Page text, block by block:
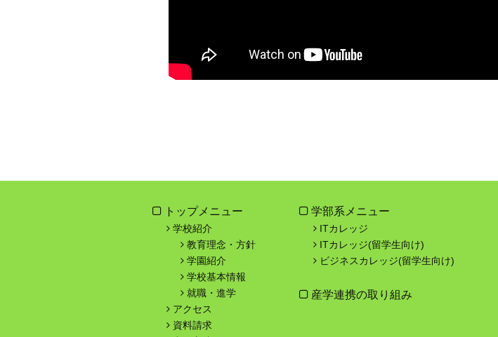
トップメニュー
学校紹介
教育理念・方針
学園紹介
学校基本情報
就職・進学
アクセス
資料請求
学部系メニュー
ITカレッジ
ITカレッジ(留学生向け)
ビジネスカレッジ(留学生向け)
産学連携の取り組み